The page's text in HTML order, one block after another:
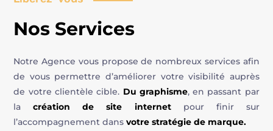
Nos Services
Notre Agence vous propose de nombreux services afin
de vous permettre d’améliorer votre visibilité auprès
de votre clientèle cible. Du graphisme, en passant par
lacréation de site internetpour finir sur
l’accompagnement dansvotre stratégie de marque.